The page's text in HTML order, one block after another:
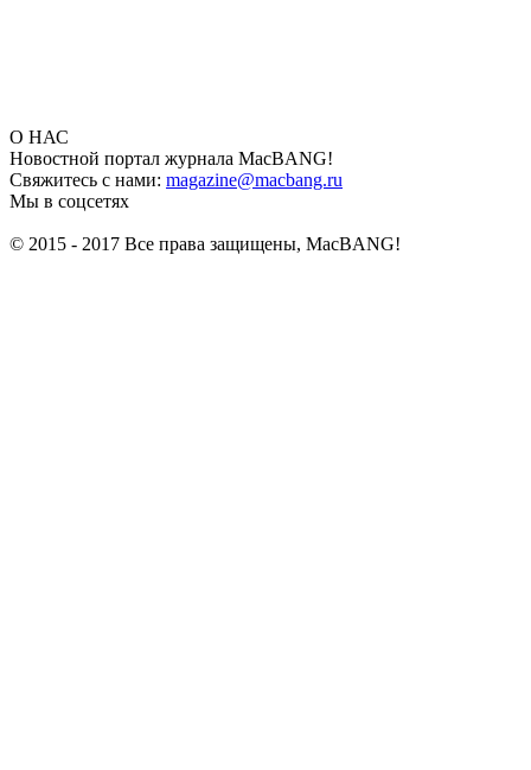
О НАС
Новостной портал журнала MacBANG!
Свяжитесь с нами: magazine@macbang.ru
Мы в соцсетях
© 2015 - 2017 Все права защищены, MacBANG!